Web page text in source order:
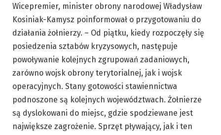
Wicepremier, minister obrony narodowej Władysław
Kosiniak-Kamysz poinformował o przygotowaniu do
działania żołnierzy. – Od piątku, kiedy rozpoczęły się
posiedzenia sztabów kryzysowych, następuje
powoływanie kolejnych zgrupowań zadaniowych,
zarówno wojsk obrony terytorialnej, jak i wojsk
operacyjnych. Stany gotowości stawiennictwa
podnoszone są kolejnych województwach. Żołnierze
są dyslokowani do miejsc, gdzie spodziewane jest
największe zagrożenie. Sprzęt pływający, jak i ten